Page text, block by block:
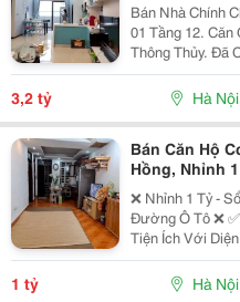
Bán Nhà Chính
01 Tầng 12. Căn
Thông Thủy. Đã
Giá 3 Tỷ 2 Bao
Cầu Xin Liên
3,2 tỷ Hà Nội
Bán Căn Hộ
Hồng, Nhỉnh
❌ Nhỉnh 1 Tỷ -
Đường Ô Tô ❌
Tiện Ích Với
Nhà, Chủ Bán
Chỉ Việc Xách
1 tỷ Hà Nội